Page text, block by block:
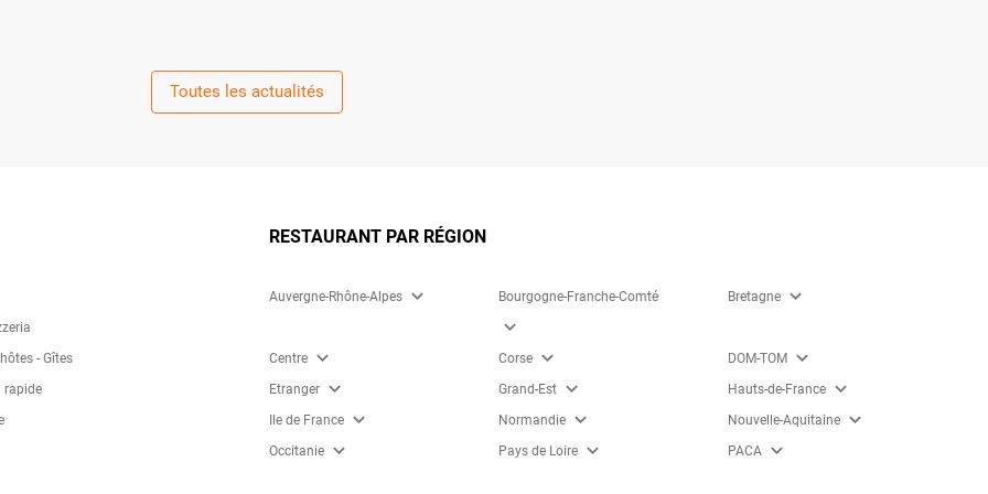
Toutes les actualités
- Gîtes
rapide
RESTAURANT PAR RÉGION
Auvergne-Rhône-Alpes expand_more Bourgogne-Franche-Comté
expand_more
Bretagne expand_more
Centre expand_more Corse expand_more DOM-TOM expand_more
Etranger expand_more Grand-Est expand_more Hauts-de-France expand_more
Ile de France expand_more Normandie expand_more Nouvelle-Aquitaine expand_more
Occitanie expand_more Pays de Loire expand_more PACA expand_more